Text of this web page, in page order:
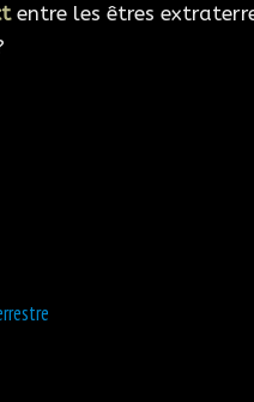
entre les êtres